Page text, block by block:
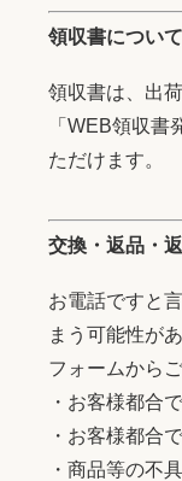
領収書について
領収書は、出
「WEB領収
ただけます。
交換・返品・
お電話ですと
まう可能性が
フォームから
・お客様都合
・お客様都合
・商品等の不